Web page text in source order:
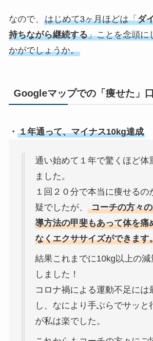
なので、 はじめて3ヶ月ほどは「ダ
持ちながら継続する」ことを念頭に
かがでしょうか。
Googleマップでの「痩せた」
・ １年通って、マイナス10kg達成
通い始めて１年で驚くほど体
ました。
１回２０分で本当に痩せるの
疑でしたが、 コーチの方々
導方法の甲斐もあって体を痛
なくエクササイズができます
結果これまでに10kg以上の減
しました！
コロナ禍による運動不足には
し、なにより手ぶらでサッと
が私は楽でした。